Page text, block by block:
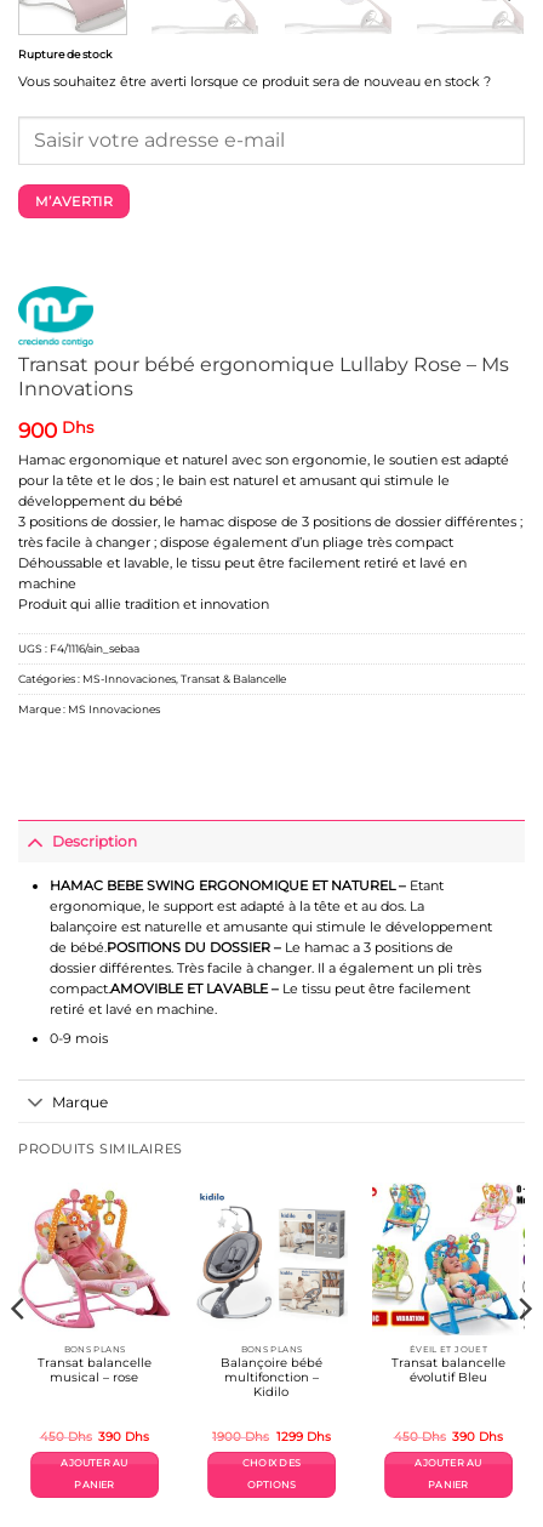
Transat pour bébé ergonomique Lullaby Rose – Ms
Innovations
900 Dhs
Hamac ergonomique et naturel avec son ergonomie, le soutien est adapté
pour la tête et le dos ; le bain est naturel et amusant qui stimule le
développement du bébé
3 positions de dossier, le hamac dispose de 3 positions de dossier différentes ;
très facile à changer ; dispose également d’un pliage très compact
Déhoussable et lavable, le tissu peut être facilement retiré et lavé en
machine
Produit qui allie tradition et innovation
Rupture de stock
Vous souhaitez être averti lorsque ce produit sera de nouveau en stock ?
M’AVERTIR
UGS : F4/1116/ain_sebaa
Catégories : MS-Innovaciones Transat & Balancelle
Marque : MS Innovaciones
Description
HAMAC BEBE SWING ERGONOMIQUE ET NATUREL –Etant
ergonomique, le support est adapté à la tête et au dos. La
balançoire est naturelle et amusante qui stimule le développement
de bébé.POSITIONS DU DOSSIER –Le hamac a 3 positions de
dossier différentes. Très facile à changer. Il a également un pli très
compact.AMOVIBLE ET LAVABLE –Le tissu peut être facilement
retiré et lavé en machine.
0-9 mois
Marque
PRODUITS SIMILAIRES
BONS PLANS
Transat balancelle
musical – rose
450Dhs Le
initial
était :
450 Dhs.
390 DhsLe
actuel
AJOUTER AU
PANIER
BONS PLANS
Balançoire bébé
multifonction –
Kidilo
1900Dhs Le
initial
était :
1900 Dhs.
1299 DhsLe
actuel
CHOIX DES
OPTIONS
ÉVEIL ET JOUET
Transat balancelle
évolutif Bleu
450Dhs Le
initial
était :
450 Dhs.
390 DhsLe
actuel
AJOUTER AU
PANIER